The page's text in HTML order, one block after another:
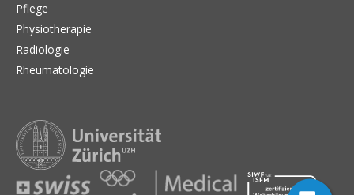
Pflege
Physiotherapie
Radiologie
Rheumatologie